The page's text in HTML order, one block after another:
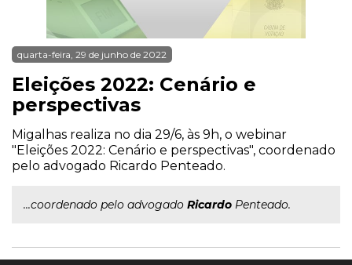
quarta-feira, 29 de junho de 2022
Eleições 2022: Cenário e
perspectivas
Migalhas realiza no dia 29/6, às 9h, o webinar
"Eleições 2022: Cenário e perspectivas", coordenado
pelo advogado Ricardo Penteado.
...coordenado pelo advogado Ricardo Penteado.